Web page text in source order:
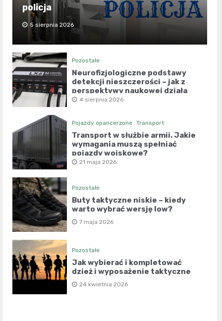
policja
5 sierpnia 2026
Pozostałe
Neurofizjologiczne podstawy
detekcji nieszczerości – jak z
perspektywy naukowej działa
współczesny wariograf?
4 sierpnia 2026
Pojazdy opancerzone Transport
Transport w służbie armii. Jakie
wymagania muszą spełniać
pojazdy wojskowe?
21 maja 2026
Pozostałe
Buty taktyczne niskie – kiedy
warto wybrać wersję low?
7 maja 2026
Pozostałe
Jak wybierać i kompletować
dzież i wyposażenie taktyczne
24 kwietnia 2026